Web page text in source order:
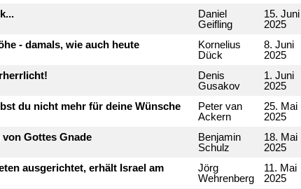
Daniel
Geifling
15. Juni
2025
- damals, wie auch heute
Kornelius
Dück
8. Juni
2025
Denis
Gusakov
1. Juni
2025
du nicht mehr für deine Wünsche
Peter van
Ackern
25. Mai
2025
Gottes Gnade
Benjamin
Schulz
18. Mai
2025
ausgerichtet, erhält Israel am
Jörg
Wehrenberg
11. Mai
2025